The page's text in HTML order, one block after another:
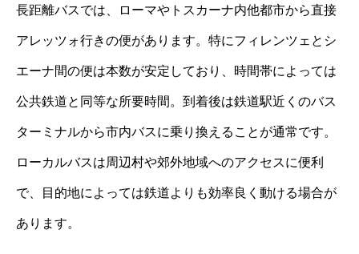
長距離バスでは、ローマやトスカーナ内他都市から直接
アレッツォ行きの便があります。特にフィレンツェとシ
エーナ間の便は本数が安定しており、時間帯によっては
公共鉄道と同等な所要時間。到着後は鉄道駅近くのバス
ターミナルから市内バスに乗り換えることが通常です。
ローカルバスは周辺村や郊外地域へのアクセスに便利
で、目的地によっては鉄道よりも効率良く動ける場合が
あります。